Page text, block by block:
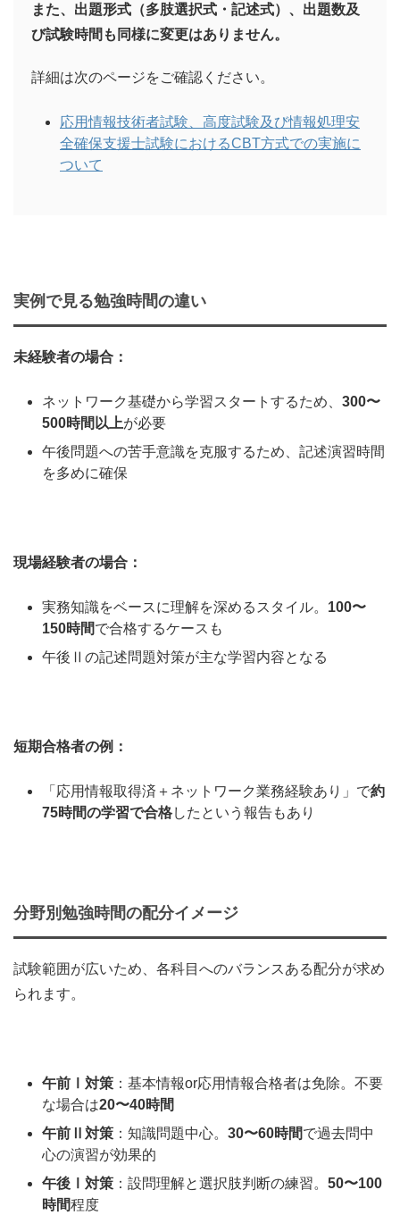
また、出題形式（多肢選択式・記述式）、出題数及
び試験時間も同様に変更はありません。
詳細は次のページをご確認ください。
応用情報技術者試験、高度試験及び情報処理安
全確保支援士試験におけるCBT方式での実施に
ついて
実例で見る勉強時間の違い
未経験者の場合：
ネットワーク基礎から学習スタートするため、 300〜
500時間以上が必要
午後問題への苦手意識を克服するため、記述演習時間
を多めに確保
現場経験者の場合：
実務知識をベースに理解を深めるスタイル。 100〜
150時間で合格するケースも
午後Ⅱの記述問題対策が主な学習内容となる
短期合格者の例：
「応用情報取得済＋ネットワーク業務経験あり」で約
75時間の学習で合格したという報告もあり
分野別勉強時間の配分イメージ
試験範囲が広いため、各科目へのバランスある配分が求め
られます。
午前Ⅰ対策 ：基本情報or応用情報合格者は免除。不要
な場合は20〜40時間
午前Ⅱ対策 ：知識問題中心。 30〜60時間で過去問中
心の演習が効果的
午後Ⅰ対策 ：設問理解と選択肢判断の練習。 50〜100
時間程度